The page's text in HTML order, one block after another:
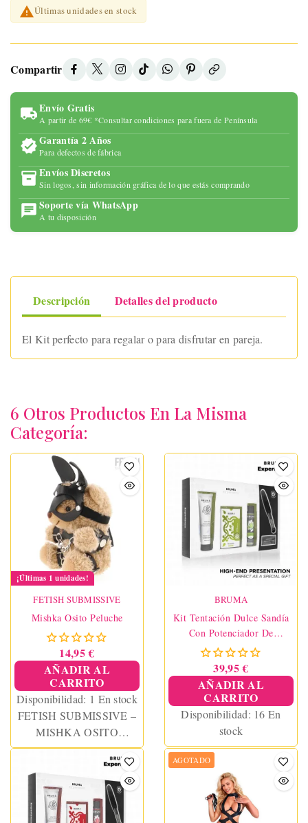
Últimas unidades en stock
Compartir
Envío Gratis
A partir de 69€ *Consultar condiciones para fuera de Península
Garantía 2 Años
Para defectos de fábrica
Envíos Discretos
Sin logos, sin información gráfica de lo que estás comprando
Soporte vía WhatsApp
A tu disposición
Descripción Detalles del producto
El Kit perfecto para regalar o para disfrutar en pareja.
6 Otros Productos En La Misma
Categoría:
¡Últimas 1 unidades!
FETISH SUBMISSIVE
Mishka Osito Peluche
14,95 €
AÑADIR AL
CARRITO
Disponibilidad: 1 En stock
FETISH SUBMISSIVE –
MISHKA OSITO
PELUCHE BDSM
MODELO 5
BRUMA
Kit Tentación Dulce Sandía
Con Potenciador De
Orgasmos
39,95 €
AÑADIR AL
CARRITO
Disponibilidad: 16 En
stock
AGOTADO